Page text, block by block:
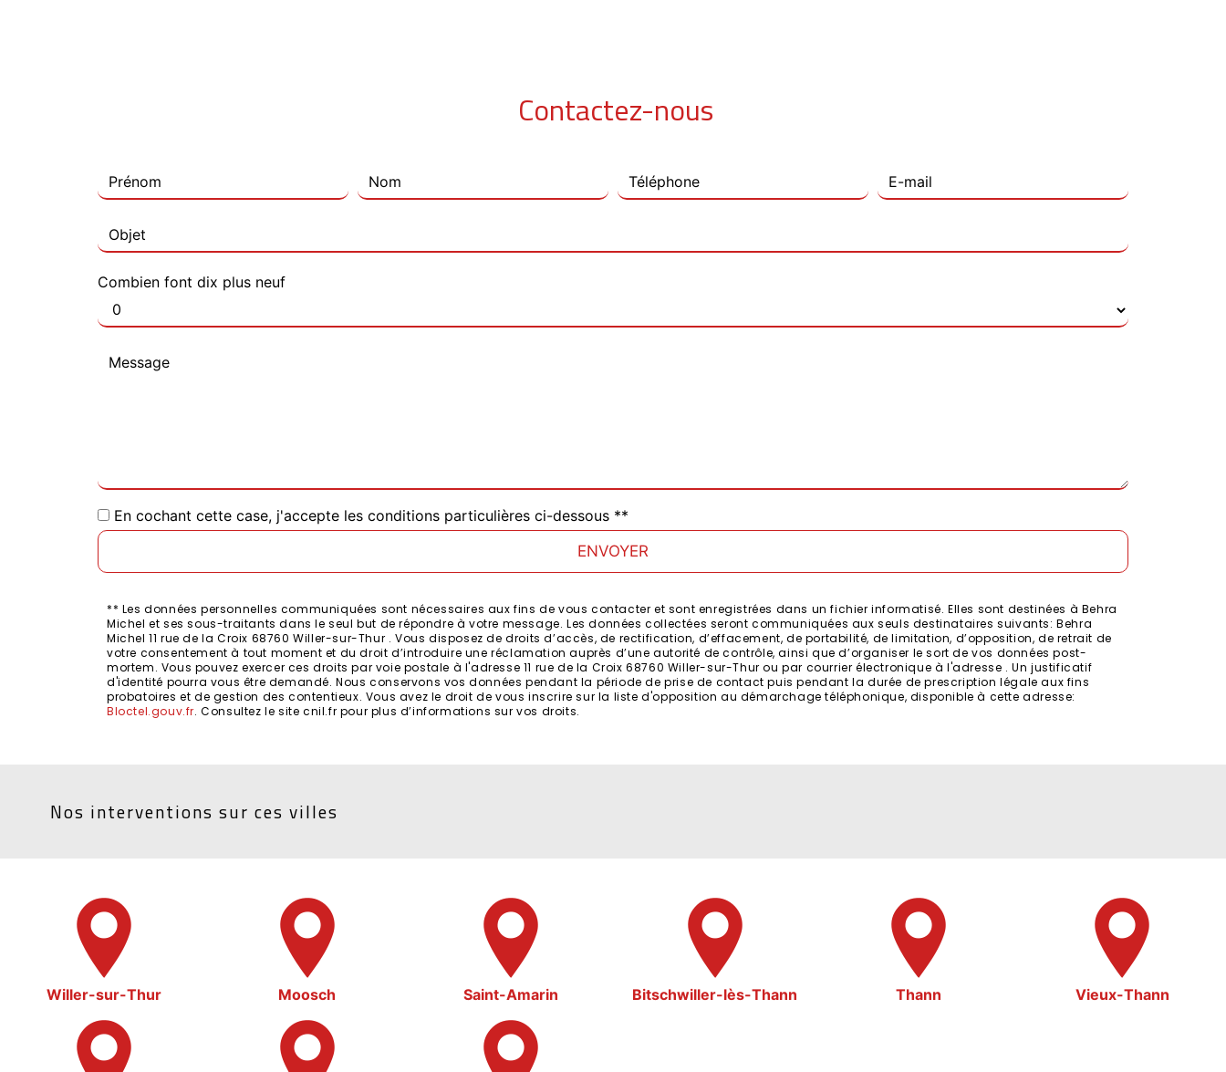
Contactez-nous
Combien font dix plus neuf
En cochant cette case, j'accepte les conditions particulières ci-dessous **
ENVOYER
** Les données personnelles communiquées sont nécessaires aux fins de vous contacter et sont enregistrées dans un fichier informatisé. Elles sont destinées à Behra
Michel et ses sous-traitants dans le seul but de répondre à votre message. Les données collectées seront communiquées aux seuls destinataires suivants: Behra
Michel 11 rue de la Croix 68760 Willer-sur-Thur . Vous disposez de droits d’accès, de rectification, d’effacement, de portabilité, de limitation, d’opposition, de retrait de
votre consentement à tout moment et du droit d’introduire une réclamation auprès d’une autorité de contrôle, ainsi que d’organiser le sort de vos données post-
mortem. Vous pouvez exercer ces droits par voie postale à l'adresse 11 rue de la Croix 68760 Willer-sur-Thur ou par courrier électronique à l'adresse . Un justificatif
d'identité pourra vous être demandé. Nous conservons vos données pendant la période de prise de contact puis pendant la durée de prescription légale aux fins
probatoires et de gestion des contentieux. Vous avez le droit de vous inscrire sur la liste d'opposition au démarchage téléphonique, disponible à cette adresse:
Bloctel.gouv.fr. Consultez le site cnil.fr pour plus d’informations sur vos droits.
Nos interventions sur ces villes
Willer-sur-Thur Moosch Saint-Amarin Bitschwiller-lès-Thann Thann Vieux-Thann